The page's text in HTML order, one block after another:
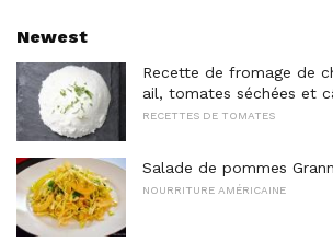
Newest
Recette de fromage de
ail, tomates séchées et
RECETTES DE TOMATES
Salade de pommes
NOURRITURE AMÉRICAINE